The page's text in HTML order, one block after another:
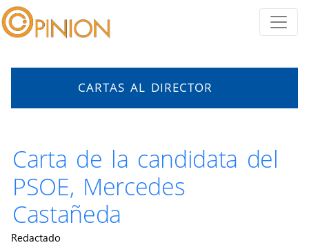
CARTAS AL DIRECTOR
Carta de la candidata del
PSOE, Mercedes
Castañeda
Redactado